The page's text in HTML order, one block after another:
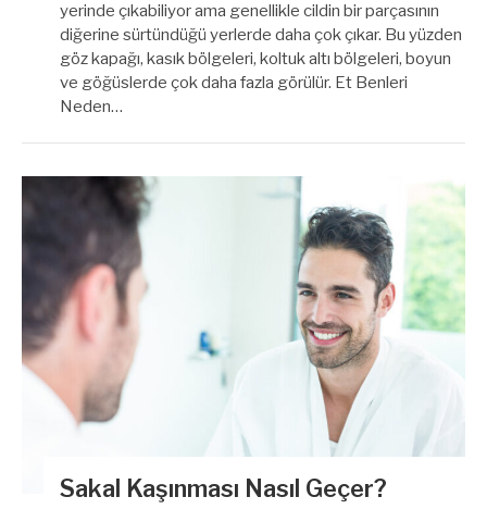
yerinde çıkabiliyor ama genellikle cildin bir parçasının
diğerine sürtündüğü yerlerde daha çok çıkar. Bu yüzden
göz kapağı, kasık bölgeleri, koltuk altı bölgeleri, boyun
ve göğüslerde çok daha fazla görülür. Et Benleri
Neden…
Sakal Kaşınması Nasıl Geçer?